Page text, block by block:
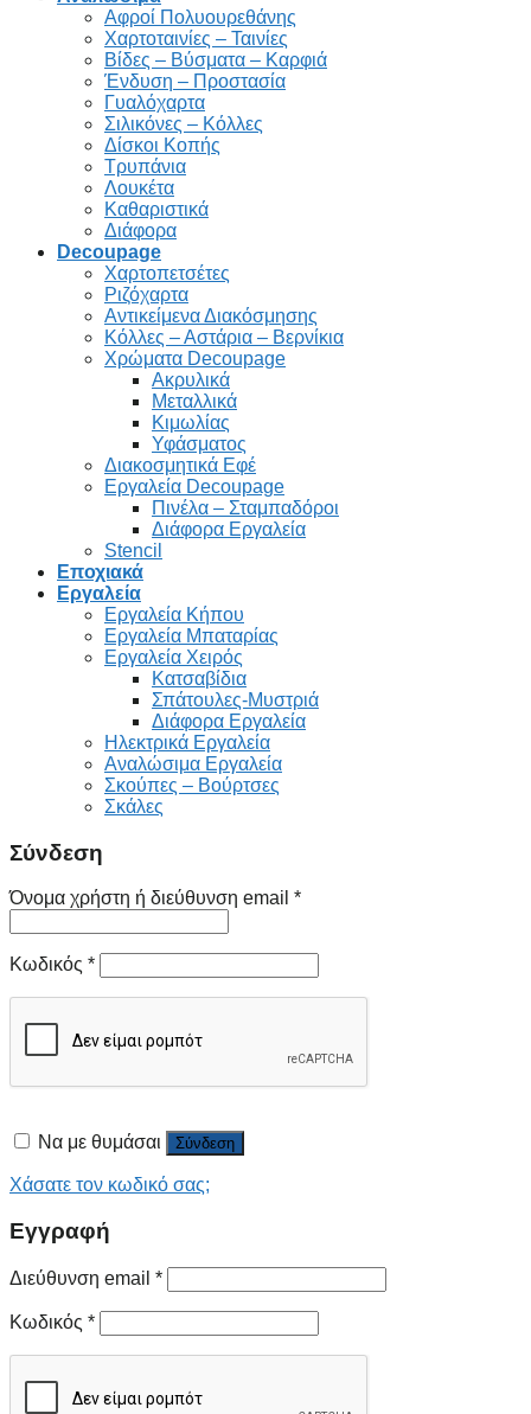
Αφροί Πολυουρεθάνης
Χαρτοταινίες – Ταινίες
Βίδες – Βύσματα – Καρφιά
Ένδυση – Προστασία
Γυαλόχαρτα
Σιλικόνες – Κόλλες
Δίσκοι Κοπής
Τρυπάνια
Λουκέτα
Καθαριστικά
Διάφορα
Decoupage
Χαρτοπετσέτες
Ριζόχαρτα
Αντικείμενα Διακόσμησης
Κόλλες – Αστάρια – Βερνίκια
Χρώματα Decoupage
Ακρυλικά
Μεταλλικά
Κιμωλίας
Υφάσματος
Διακοσμητικά Εφέ
Εργαλεία Decoupage
Πινέλα – Σταμπαδόροι
Διάφορα Εργαλεία
Stencil
Εποχιακά
Εργαλεία
Εργαλεία Κήπου
Εργαλεία Μπαταρίας
Εργαλεία Χειρός
Κατσαβίδια
Σπάτουλες-Μυστριά
Διάφορα Εργαλεία
Ηλεκτρικά Εργαλεία
Αναλώσιμα Εργαλεία
Σκούπες – Βούρτσες
Σκάλες
Σύνδεση
Όνομα χρήστη ή διεύθυνση email *
Κωδικός *
Να με θυμάσαι Σύνδεση
Χάσατε τον κωδικό σας;
Εγγραφή
Διεύθυνση email *
Κωδικός *